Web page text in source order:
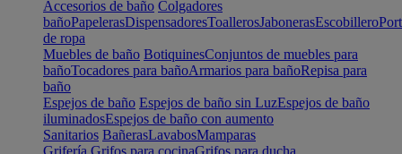
Accesorios de baño Colgadores
bañoPapelerasDispensadoresToallerosJabonerasEscobillero
de ropa
Muebles de baño BotiquinesConjuntos de muebles para
bañoTocadores para bañoArmarios para bañoRepisa para
baño
Espejos de baño Espejos de baño sin LuzEspejos de baño
iluminadosEspejos de baño con aumento
Sanitarios BañerasLavabosMamparas
Grifería Grifos para cocinaGrifos para ducha